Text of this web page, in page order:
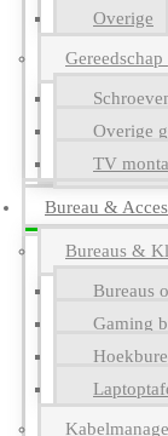
Overige
Gereedschap
Overige
TV
Bureau &
Bureaus &
Bureaus
Gaming